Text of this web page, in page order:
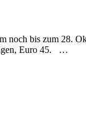
noch bis zum 28.
Euro 45. …